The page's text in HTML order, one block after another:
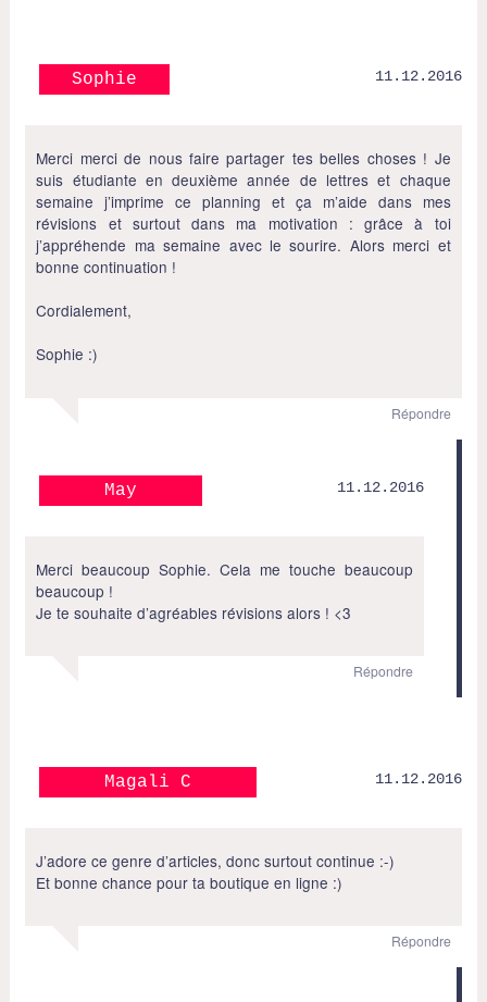
Sophie 11.12.2016
Merci merci de nous faire partager tes belles choses ! Je
suis étudiante en deuxième année de lettres et chaque
semaine j’imprime ce planning et ça m’aide dans mes
révisions et surtout dans ma motivation : grâce à toi
j’appréhende ma semaine avec le sourire. Alors merci et
bonne continuation !
Cordialement,
Sophie :)
Répondre
May 11.12.2016
Merci beaucoup Sophie. Cela me touche beaucoup
beaucoup !
Je te souhaite d’agréables révisions alors ! <3
Répondre
Magali C 11.12.2016
J’adore ce genre d’articles, donc surtout continue :-)
Et bonne chance pour ta boutique en ligne :)
Répondre